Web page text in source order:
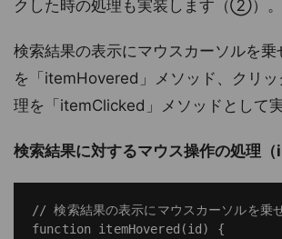
クした時の処理も実装します（②）。
検索結果の表示にマウスカーソルを乗
を「itemHovered」メソッド、クリ
理を「itemClicked」メソッドとして実
検索結果に対するマウス操作の処理
// 検索結果の表示にマウスカーソルを乗
function itemHovered(id) {